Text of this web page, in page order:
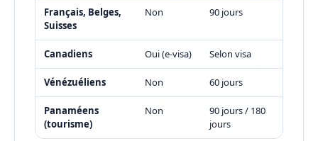
Français, Belges,
Suisses
Non 90 jours
Canadiens Oui (e-visa) Selon visa
Vénézuéliens Non 60 jours
Panaméens
(tourisme)
Non
90 jours / 180
jours